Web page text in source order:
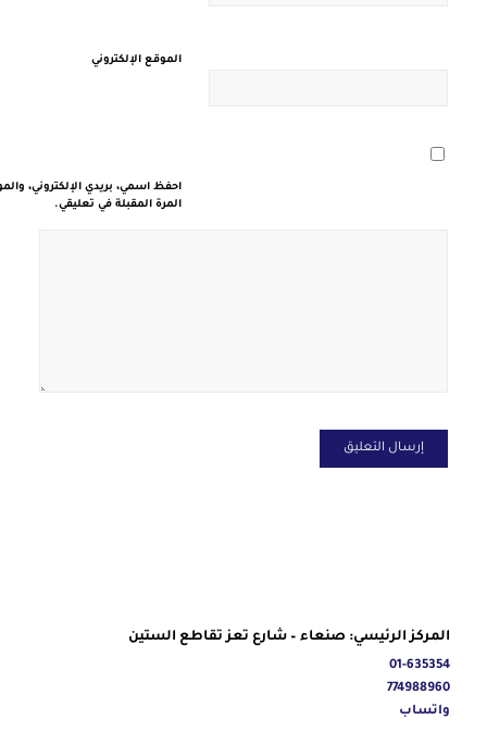
الموقع الإلكتروني
احفظ اسمي، بريدي الإلكتروني،
المرة المقبلة في تعليقي.
المركز الرئيسي: صنعاء – شارع تعز تقاطع الستين
01-635354
774988960
واتساب